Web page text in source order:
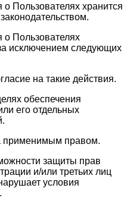
Пользователях хранится
Пользователях
исключением следующих
на такие действия.
обеспечения
его отдельных
применимым правом.
защиты прав
и/или третьих лиц
условия